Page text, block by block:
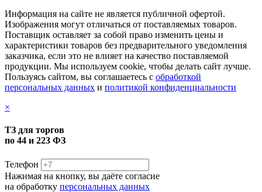
Информация на сайте не является публичной офертой.
Изображения могут отличаться от поставляемых товаров.
Поставщик оставляет за собой право изменить цены и
характеристики товаров без предварительного уведомления
заказчика, если это не влияет на качество поставляемой
продукции. Мы используем cookie, чтобы делать сайт лучше.
Пользуясь сайтом, вы соглашаетесь с обработкой
персональных данных и политикой конфиденциальности
×
ТЗ для торгов
по 44 и 223 ФЗ
Телефон
Нажимая на кнопку, вы даёте согласие
на обработку персональных данных